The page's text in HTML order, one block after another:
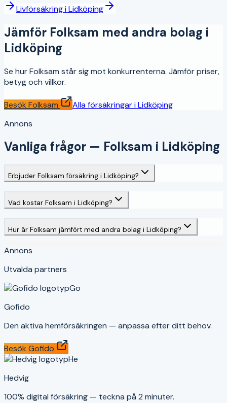
LivförsäkringiLidköping
Jämför Folksam med andra bolag i
Lidköping
Se hurFolksam står sig mot konkurrenterna. Jämför priser,
betyg och villkor.
Besök Folksam Alla försäkringar iLidköping
Annons
Vanliga frågor — Folksam i Lidköping
Erbjuder Folksam försäkring i Lidköping?
Vad kostar Folksam i Lidköping?
Hur är Folksam jämfört med andra bolag i Lidköping?
Annons
Utvalda partners
Go
Gofido
Den aktiva hemförsäkringen — anpassa efter ditt behov.
Besök Gofido
He
Hedvig
100% digital försäkring — teckna på 2 minuter.